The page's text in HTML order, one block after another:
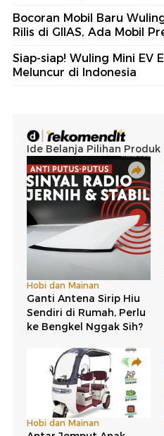
Bocoran Mobil Baru
Rilis di GIIAS, Ada Mobil
Siap-siap! Wuling Mini EV
Meluncur di Indonesia